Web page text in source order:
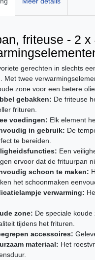
friteuse - 2
gerechten in slechts
Met twee
zone voor een betere
gebakken: De friteuse
frituren.
voedingen: Elk element
in gebruik: De
te bereiden.
Een
ervoor dat de frituurpan
schoon te maken:
het schoonmaken
verwarming:
zone: De speciale
tijdens het frituren.
accessoires:
materiaal: Het